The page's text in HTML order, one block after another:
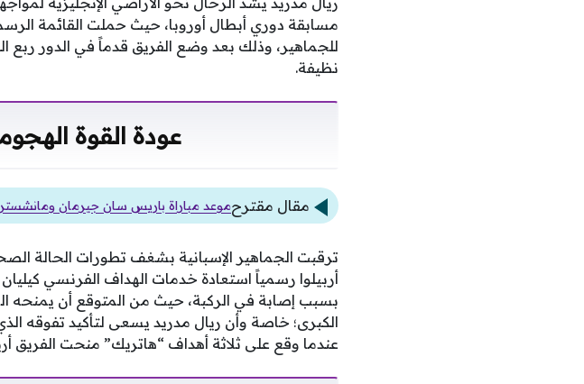
مسابقة دوري أبطال أوروبا، حيث حملت القائمة
للجماهير، وذلك بعد وضع الفريق قدماً في الدور ربع
نظيفة.
عودة القوة
مقال مقترحموعد مباراة باريس سان جيرمان ومانشستر
ترقبت الجماهير الإسبانية بشغف تطورات الحالة
أربيلوا رسمياً استعادة خدمات الهداف الفرنسي
بسبب إصابة في الركبة، حيث من المتوقع أن يمنحه
الكبرى؛ خاصة وأن ريال مدريد يسعى لتأكيد تفوقه
عندما وقع على ثلاثة أهداف “هاتريك” منحت الفريق